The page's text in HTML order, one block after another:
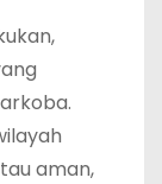
aman,